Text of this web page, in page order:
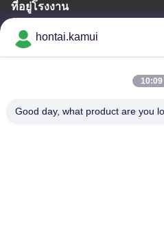
ที่อยู่โรงงาน
โทรศัพท์
86-755-82861683
hontai.kamui
10:09
Good day, what product are you